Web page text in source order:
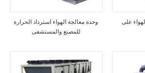
وحدة معالجة الهواء استرداد الحرارة
للمصنع والمستشفى
على